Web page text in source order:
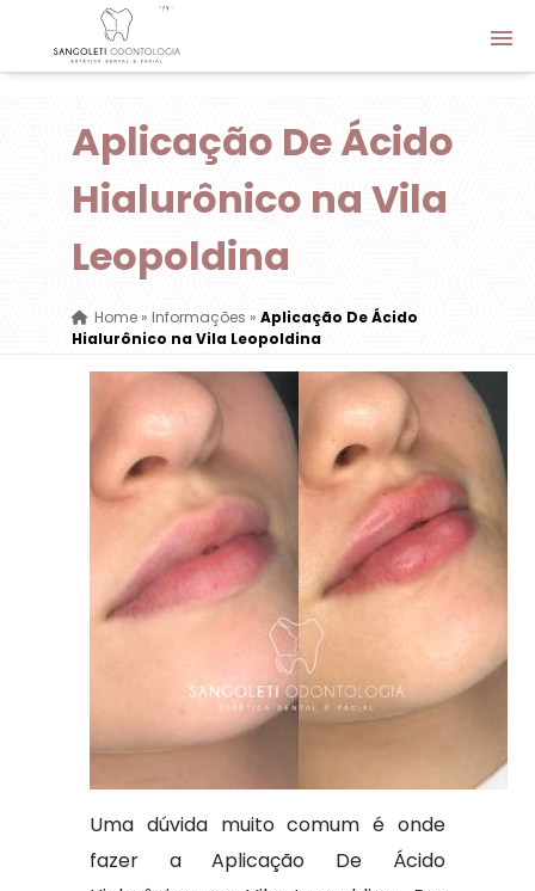
Aplicação De Ácido
Hialurônico na Vila
Leopoldina
Home» Informações » Aplicação De Ácido
Hialurônico na Vila Leopoldina
Uma dúvida muito comum é onde
fazer a Aplicação De Ácido